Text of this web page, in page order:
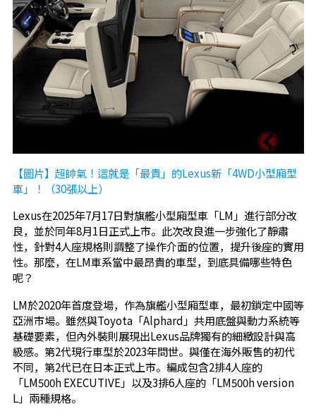
【圖片】超帥氣！這就是「最貴」的Lexus新「4WD小型廂型
車」！（30張以上）
Lexus在2025年7月17日對旗艦小型廂型車「LM」進行部分改
良，並於同年8月1日正式上市。此次改良進一步強化了靜肅
性，針對4人座規格則調整了操作介面的位置，提升後座的實用
性。那麼，在LM車系當中最昂貴的車型，到底具備哪些特色
呢？
LM於2020年首度登場，作為旗艦小型廂型車，最初鎖定中國等
亞洲市場。雖然與Toyota「Alphard」共用底盤與動力系統等
基礎要素，但內外裝則展現出Lexus品牌獨有的細緻設計與高
級感。第2代現行車型於2023年問世。與僅在海外販售的初代
不同，第2代已在日本正式上市。編成包含2排4人座的
「LM500h EXECUTIVE」以及3排6人座的「LM500h version
L」兩種規格。